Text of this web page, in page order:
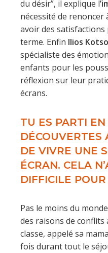
du désir”, il explique l
nécessité de renoncer
avoir des
terme. Enfin Ilios
spécialiste des
enfants pour les
réflexion sur leur
écrans.
TU ES PARTI
DÉCOUVERTES
DE VIVRE UNE
ÉCRAN. CELA
DIFFICILE
Pas le moins du
des raisons de conflits
classe, appelé sa
fois durant tout le